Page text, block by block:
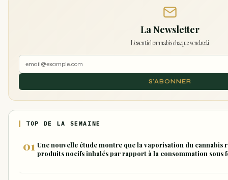
La Newsletter
L'essentiel cannabis chaque vendredi
S'ABONNER
TOP DE LA SEMAINE
Une nouvelle étude montre que la vaporisation du cannabis
produits nocifs inhalés par rapport à la consommation sous